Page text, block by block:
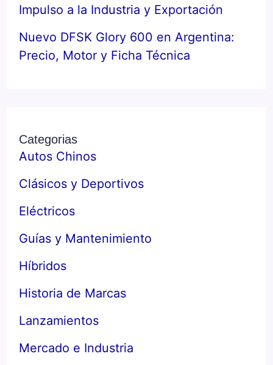
Impulso a la Industria y Exportación
Nuevo DFSK Glory 600 en Argentina:
Precio, Motor y Ficha Técnica
Categorias
Autos Chinos
Clásicos y Deportivos
Eléctricos
Guías y Mantenimiento
Híbridos
Historia de Marcas
Lanzamientos
Mercado e Industria